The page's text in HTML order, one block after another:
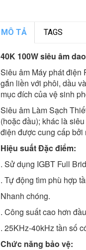
MÔ TẢ TAGS
40K 100W siêu âm
Siêu âm Máy phát điện
gắn liền với phôi, dầu
mục đích của vệ sinh
Siêu âm Làm Sạch
(hoặc đầu); khác là
điện được cung cấp bởi
Hiệu suất Đặc điểm:
. Sử dụng IGBT Full
. Tự động tìm phù hợp
Nhanh chóng.
. Công suất cao hơn
. 25KHz-40kHz tần số
Chức năng bảo vệ: